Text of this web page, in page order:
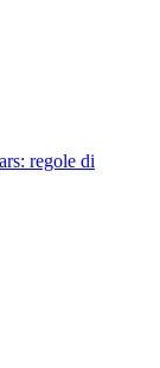
regole di